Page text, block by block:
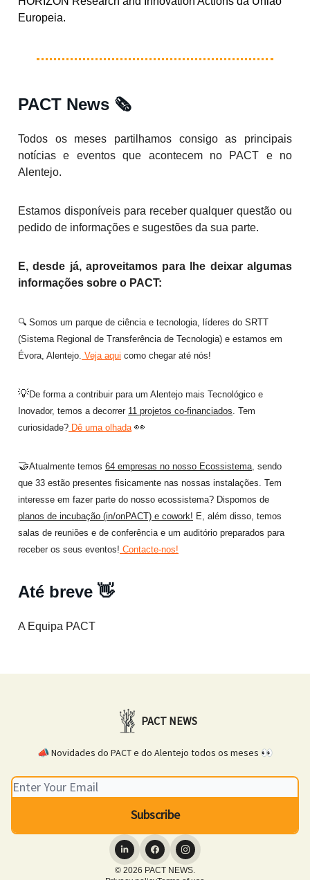
Europeia.
PACT News 🗞️
Todos os meses partilhamos consigo as principais
notícias e eventos que acontecem no PACT e no
Alentejo.
Estamos disponíveis para receber qualquer questão ou
pedido de informações e sugestões da sua parte.
E, desde já, aproveitamos para lhe deixar algumas
informações sobre o PACT:
🔍 Somos um parque de ciência e tecnologia, líderes do SRTT
(Sistema Regional de Transferência de Tecnologia) e estamos em
Évora, Alentejo. Veja aqui como chegar até nós!
💡De forma a contribuir para um Alentejo mais Tecnológico e
Inovador, temos a decorrer 11 projetos co-financiados . Tem
curiosidade? Dê uma olhada 👀
🤝Atualmente temos 64 empresas no nosso Ecossistema , sendo
que 33 estão presentes fisicamente nas nossas instalações. Tem
interesse em fazer parte do nosso ecossistema? Dispomos de
planos de incubação (in/onPACT) e cowork! E, além disso, temos
salas de reuniões e de conferência e um auditório preparados para
receber os seus eventos! Contacte-nos!
Até breve 👋
A Equipa PACT
PACT NEWS
📣 Novidades do PACT e do Alentejo todos os meses 👀
© 2026 PACT NEWS.